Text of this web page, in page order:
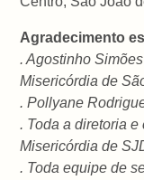
Agradecimento
. Agostinho
Misericórdia de
. Pollyane
. Toda a diretoria
Misericórdia de
. Toda equipe de